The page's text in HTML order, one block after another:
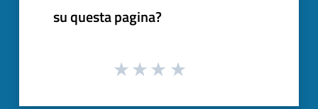
su questa pagina?